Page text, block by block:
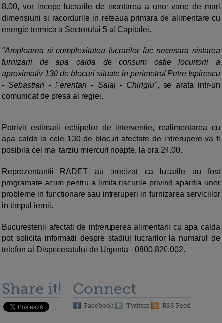
8.00, vor incepe lucrarile de montarea a unor vane de mari
dimensiuni si racordurile in reteaua primara de alimentare cu
energie termica a Sectorului 5 al Capitalei.
"Amploarea si complexitatea lucrarilor fac necesara sistarea
furnizarii de apa calda de consum catre locuitorii a
aproximativ 130 de blocuri situate in perimetrul Petre Ispirescu
- Sebastian - Ferentari - Salaj - Chirigiu", se arata intr-un
comunicat de presa al regiei.
Potrivit estimarii echipelor de interventie, realimentarea cu
apa calda la cele 130 de blocuri afectate de intrerupere va fi
posibila cel mai tarziu miercuri noapte, la ora 24.00.
Reprezentantii RADET au precizat ca lucarile au fost
programate acum pentru a limita riscurile privind aparitia unor
probleme in functionare sau intreruperi in furnizarea serviciilor
in timpul iernii.
Bucurestenii afectati de intreruperea alimentarii cu apa calda
pot solicita informatii despre stadiul lucrarilor la numarul de
telefon al Dispeceratului de Urgenta - 0800.820.002.
Share it! Connect
Facebook Twitter RSS Feed